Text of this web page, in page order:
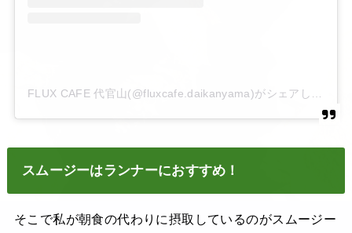
FLUX CAFE 代官山(@fluxcafe.daikanyama)がシェアした投稿
スムージーはランナーにおすすめ！
そこで私が朝食の代わりに摂取しているのがスムージー